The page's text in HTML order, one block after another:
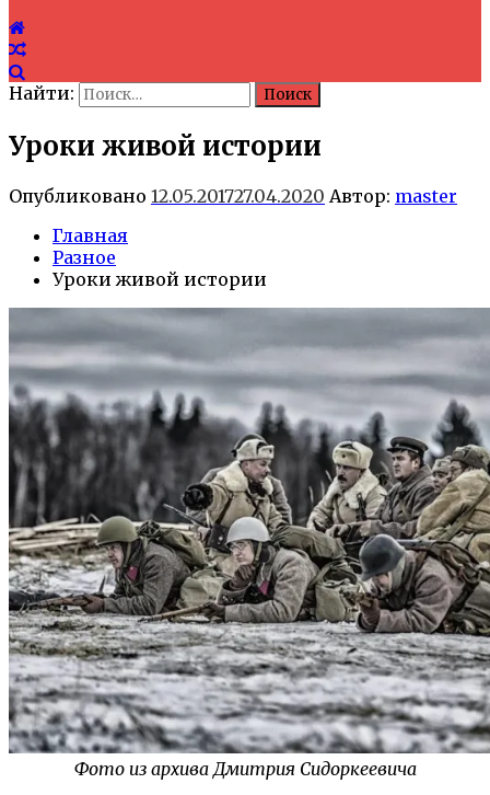
Найти:
Уроки живой истории
Опубликовано 12.05.201727.04.2020 Автор: master
Главная
Разное
Уроки живой истории
Фото из архива Дмитрия Сидоркеевича